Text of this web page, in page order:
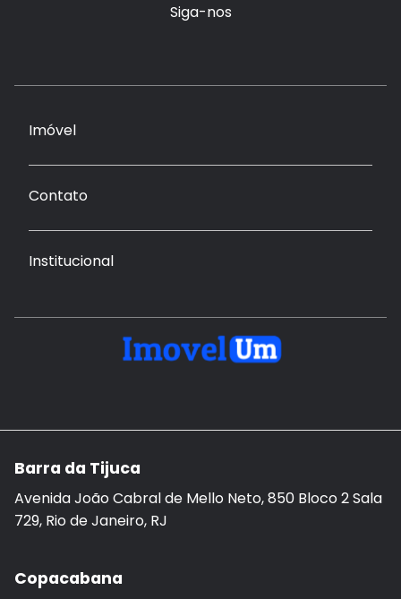
Siga-nos
Imóvel
Contato
Institucional
Barra da Tijuca
Avenida João Cabral de Mello Neto, 850 Bloco 2 Sala
729, Rio de Janeiro, RJ
Copacabana